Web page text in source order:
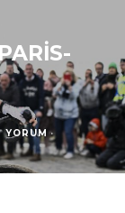
YORUM ·